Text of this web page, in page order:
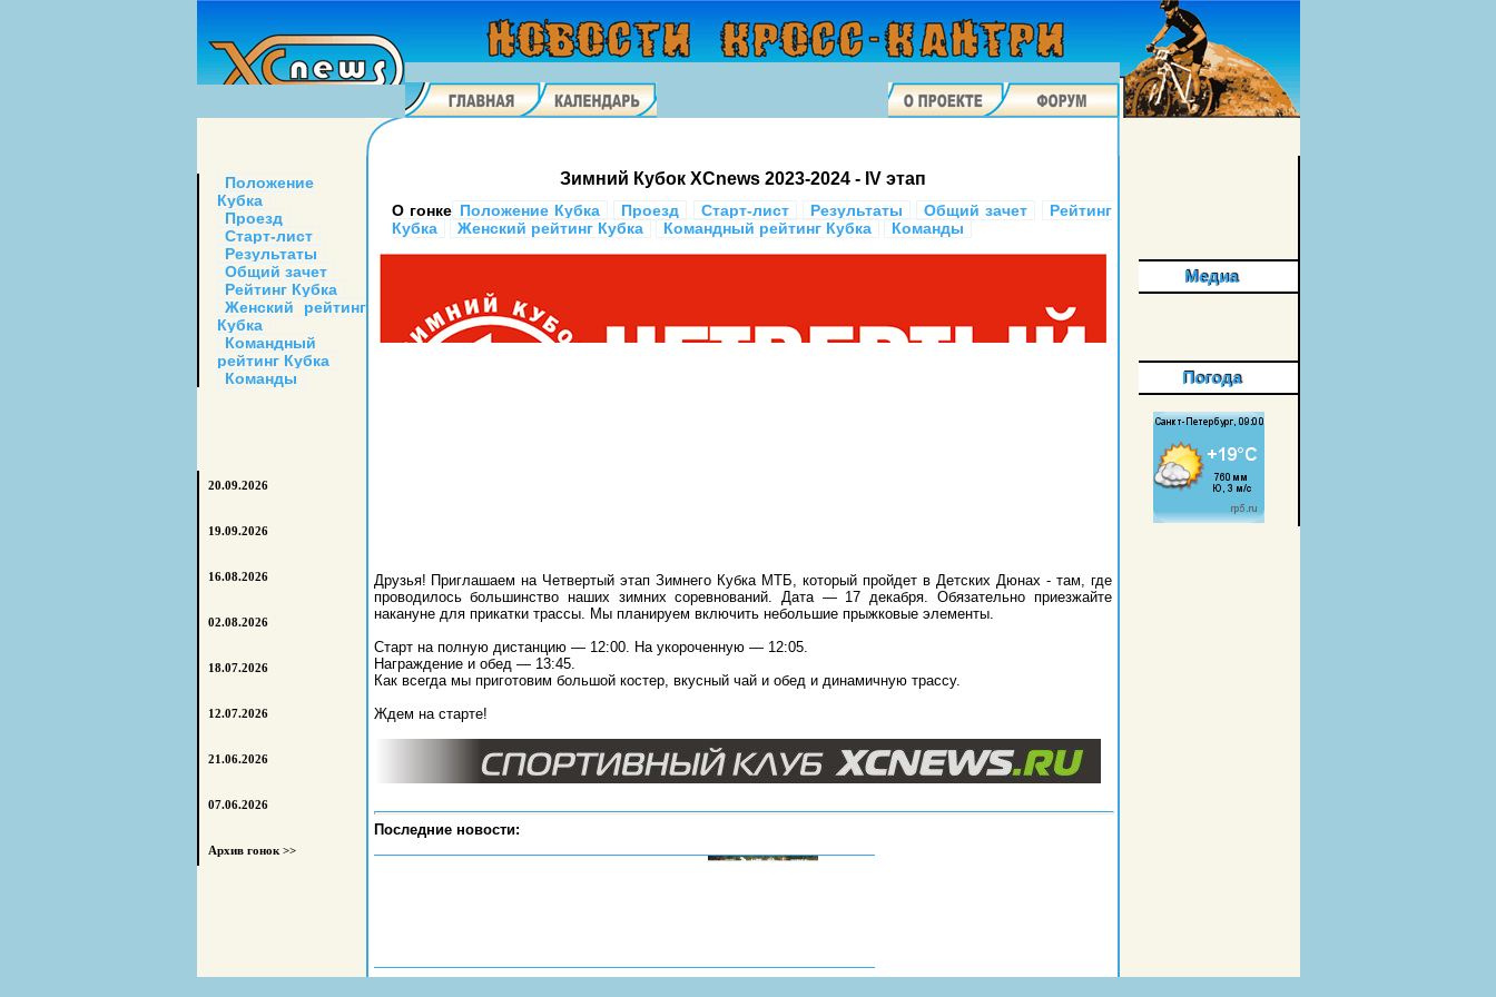
Зимний Кубок XCnews 2023-2024 - IV этап
О гонке Положение Кубка Проезд Старт-лист Результаты Общий зачет
Рейтинг
Кубка
Женский рейтинг Кубка Командный рейтинг Кубка Команды
Друзья! Приглашаем на Четвертый этап Зимнего Кубка МТБ, который пройдет в Детских Дюнах - там, где
проводилось большинство наших зимних соревнований. Дата — 17 декабря. Обязательно приезжайте
накануне для прикатки трассы. Мы планируем включить небольшие прыжковые элементы.
Старт на полную дистанцию — 12:00. На укороченную — 12:05.
Награждение и обед — 13:45.
Как всегда мы приготовим большой костер, вкусный чай и обед и динамичную трассу.
Ждем на старте!
Последние новости:
Положение
Кубка
Проезд
Старт-лист
Результаты
Общий зачет
Рейтинг Кубка
Женский рейтинг
Кубка
Командный
рейтинг Кубка
Команды
20.09.2026
19.09.2026
16.08.2026
02.08.2026
18.07.2026
12.07.2026
21.06.2026
07.06.2026
Архив гонок >>
Медиа
Погода